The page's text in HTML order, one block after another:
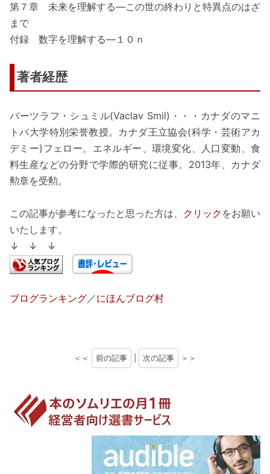
第７章 未来を理解する―この世の終わりと特異点のはざ
まで
付録 数字を理解する―１０ｎ
著者経歴
バーツラフ・シュミル(Vaclav Smil)・・・カナダのマニ
トバ大学特別栄誉教授。カナダ王立協会(科学・芸術アカ
デミー)フェロー。エネルギー、環境変化、人口変動、食
料生産などの分野で学際的研究に従事。2013年、カナダ
勲章を受勲。
この記事が参考になったと思った方は、 クリック をお願い
いたします。
↓ ↓ ↓
ブログランキング ／にほんブログ村
＜＜ 前の記事 次の記事 ＞＞